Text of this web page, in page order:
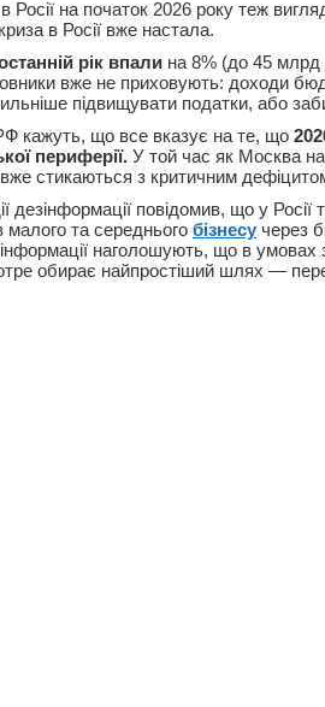
в Росії на початок 2026 року теж
в Росії вже настала.
рік впали на 8% (до 45 млрд
вже не приховують: доходи
підвищувати податки, або
кажуть, що все вказує на те, що
периферії. У той час як Москва
вже стикаються з критичним
дезінформації повідомив, що у
малого та середнього бізнесу через
наголошують, що в умовах
обирає найпростіший шлях —